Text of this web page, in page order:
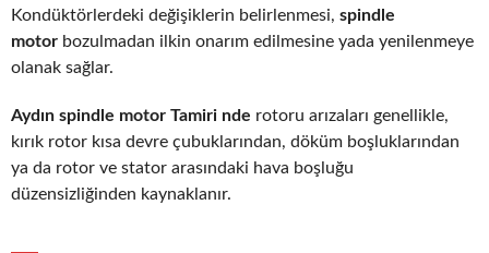
Kondüktörlerdeki değişiklerin belirlenmesi, spindle
motor bozulmadan ilkin onarım edilmesine yada yenilenmeye
olanak sağlar.
Aydın spindle motor Tamiri nde rotoru arızaları genellikle,
kırık rotor kısa devre çubuklarından, döküm boşluklarından
ya da rotor ve stator arasındaki hava boşluğu
düzensizliğinden kaynaklanır.